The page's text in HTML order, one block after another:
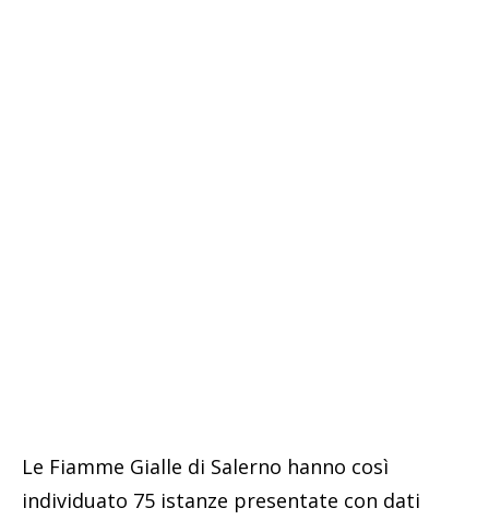
Le Fiamme Gialle di Salerno hanno così
individuato 75 istanze presentate con dati